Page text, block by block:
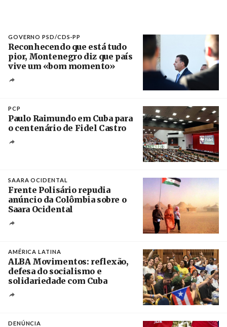
GOVERNO PSD/CDS-PP
Reconhecendo que está tudo
pior, Montenegro diz que país
vive um «bom momento»
PCP
Paulo Raimundo em Cuba para
o centenário de Fidel Castro
SAARA OCIDENTAL
Frente Polisário repudia
anúncio da Colômbia sobre o
Saara Ocidental
AMÉRICA LATINA
ALBA Movimentos: reflexão,
defesa do socialismo e
solidariedade com Cuba
DENÚNCIA